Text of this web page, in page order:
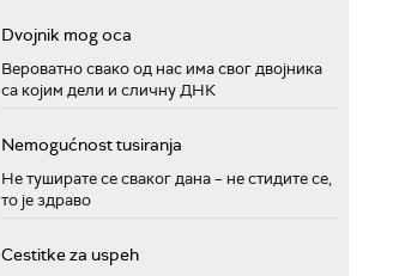
Dvojnik mog oca
Вероватно свако од нас има свог двојника
са којим дели и сличну ДНК
Nemogućnost tusiranja
Не туширате се сваког дана – не стидите се,
то је здраво
Cestitke za uspeh